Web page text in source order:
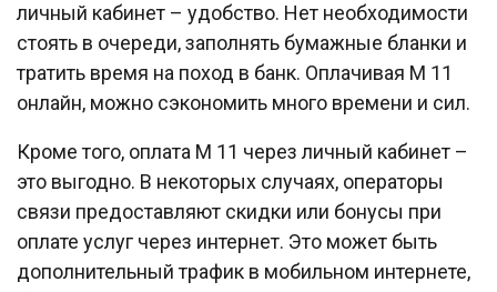
личный кабинет – удобство. Нет необходимости
стоять в очереди, заполнять бумажные бланки и
тратить время на поход в банк. Оплачивая М 11
онлайн, можно сэкономить много времени и сил.
Кроме того, оплата М 11 через личный кабинет –
это выгодно. В некоторых случаях, операторы
связи предоставляют скидки или бонусы при
оплате услуг через интернет. Это может быть
дополнительный трафик в мобильном интернете,